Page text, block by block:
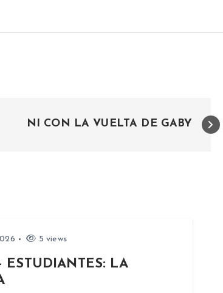
NI CON LA VUELTA DE GABY
5 views
ESTUDIANTES: LA